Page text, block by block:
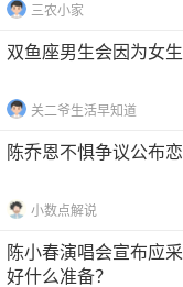
三农小家
双鱼座男生会因为女
关二爷生活早知道
陈乔恩不惧争议公布
小数点解说
陈小春演唱会宣布应
好什么准备？